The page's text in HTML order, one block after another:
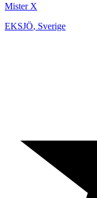
Mister X
EKSJÖ, Sverige